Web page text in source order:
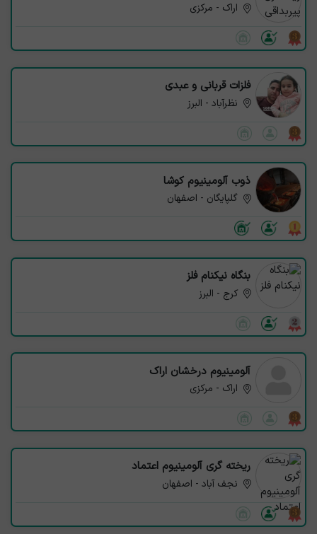
اراک - مرکزی
فلزات قربانی و عبدی
نظرآباد - البرز
ذوب آلومینیوم کوشا
گلپایگان - اصفهان
بنگاه نیکنام فلز
کرج - البرز
آلومینیوم درخشان اراک
اراک - مرکزی
ریخته گری آلومینیوم اعتماد
نجف آباد - اصفهان